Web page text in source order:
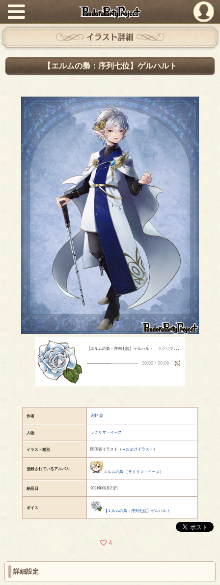
PandoraPartyProject
イラスト詳細
【エルムの梟：序列七位】ゲルハルト
【エルムの梟：序列七位】ゲルハルト - ラクリマ・イース（CV：色彩天宙）
00:00/ 00:09
作者 天野 架
人物 ラクリマ・イース
イラスト種別 関係者イラスト（ →おまけイラスト ）
登録されているアルバム
エルムの梟（ ラクリマ・イース ）
納品日 2021年08月21日
ボイス
【エルムの梟：序列七位】ゲルハルト
4
詳細設定